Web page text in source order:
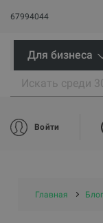
67994044
Для бизнеса
Войти
Главная Блог